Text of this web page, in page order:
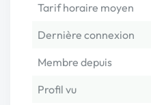
Tarif horaire moyen
Dernière connexion
Membre depuis
Profil vu